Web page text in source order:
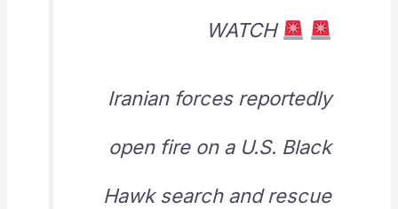
WATCH
Iranian forces reportedly
open fire on a U.S. Black
Hawk search and rescue